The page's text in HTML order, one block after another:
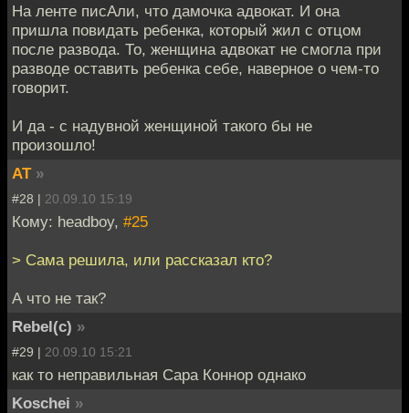
На ленте писАли, что дамочка адвокат. И она
пришла повидать ребенка, который жил с отцом
после развода. То, женщина адвокат не смогла при
разводе оставить ребенка себе, наверное о чем-то
говорит.
И да - с надувной женщиной такого бы не
произошло!
AT »
#28 | 20.09.10 15:19
Кому: headboy, #25
> Сама решила, или рассказал кто?
А что не так?
Rebel(c) »
#29 | 20.09.10 15:21
как то неправильная Сара Коннор однако
Koschei »